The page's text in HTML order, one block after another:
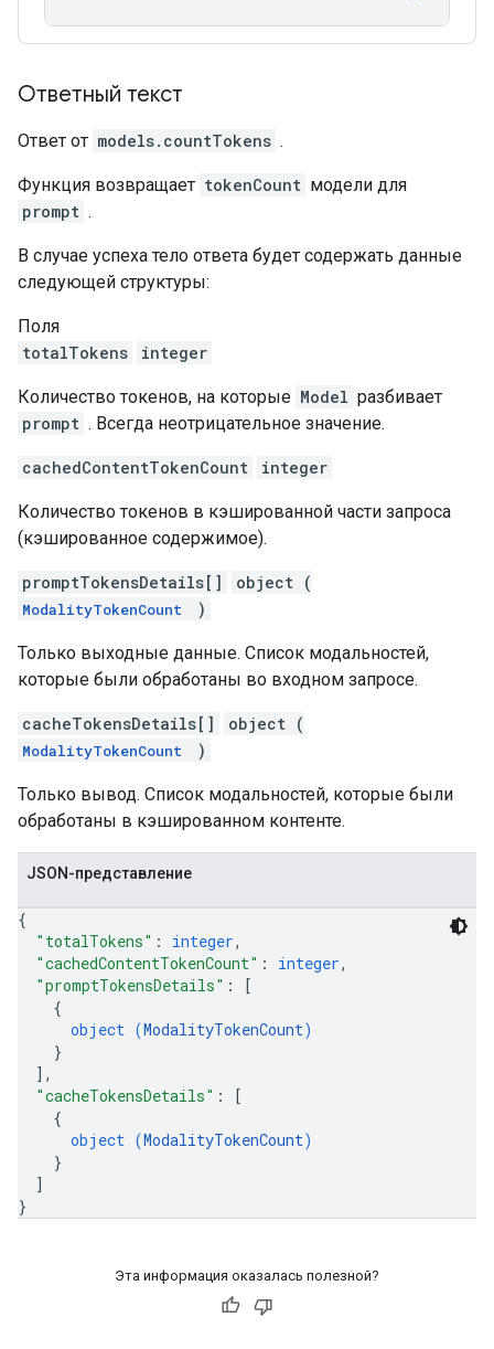
Ответный текст
Ответ от models.countTokens .
Функция возвращает tokenCount модели для
prompt .
В случае успеха тело ответа будет содержать данные
следующей структуры:
Поля
totalTokens
integer
Количество токенов, на которые Model разбивает
prompt . Всегда неотрицательное значение.
cachedContentTokenCount integer
Количество токенов в кэшированной части запроса
(кэшированное содержимое).
promptTokensDetails[] object (
ModalityTokenCount )
Только выходные данные. Список модальностей,
которые были обработаны во входном запросе.
cacheTokensDetails[] object (
ModalityTokenCount )
Только вывод. Список модальностей, которые были
обработаны в кэшированном контенте.
JSON-представление
{
"totalTokens" : integer,
"cachedContentTokenCount" : integer,
"promptTokensDetails" :
[
{
object (ModalityTokenCount)
}
] ,
"cacheTokensDetails" :
[
{
object (ModalityTokenCount)
}
]
}
Эта информация оказалась полезной?